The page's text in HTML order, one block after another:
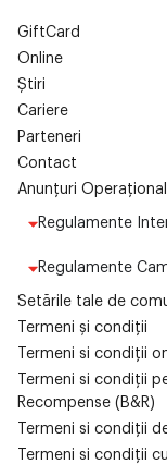
GiftCard
Online
Știri
Cariere
Parteneri
Contact
Anunțuri
Regulamente
Regulamente
Setările tale de
Termeni și condiții
Termeni si condiții
Termeni si condiții
Recompense (B&R)
Termeni si condiții
Termeni si condiții